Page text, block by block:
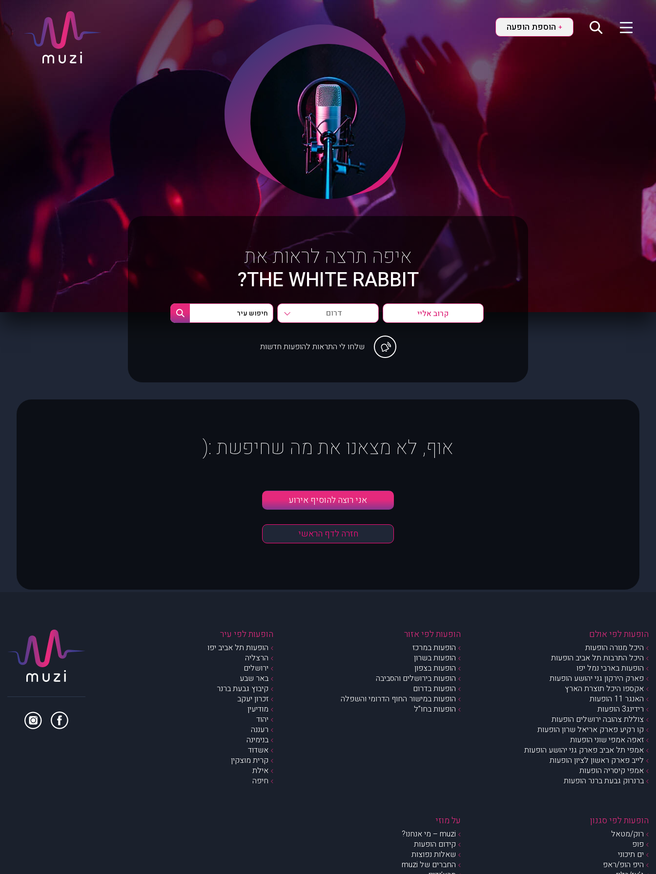
+ הוספת הופעה
איפה תרצה לראות את
THE WHITE RABBIT?
דרום
שלחו לי התראות להופעות חדשות
אוף, לא מצאנו את מה שחיפשת :(
אני רוצה להוסיף אירוע
חזרה לדף הראשי
הופעות לפי אולם
היכל מנורה הופעות
היכל התרבות תל אביב הופעות
הופעות בארבי נמל יפו
פארק הירקון גני יהושע הופעות
אקספו היכל תוצרת הארץ
האנגר 11 הופעות
רידינג3 הופעות
צוללת צהובה ירושלים הופעות
קו רקיע פארק אריאל שרון הופעות
זאפה אמפי שוני הופעות
אמפי תל אביב פארק גני יהושע הופעות
לייב פארק ראשון לציון הופעות
אמפי קיסריה הופעות
ברנרוק גבעת ברנר הופעות
הופעות לפי אזור
הופעות במרכז
הופעות בשרון
הופעות בצפון
הופעות בירושלים והסביבה
הופעות בדרום
הופעות במישור החוף הדרומי והשפלה
הופעות בחו”ל
הופעות לפי עיר
הופעות תל אביב יפו
הרצליה
ירושלים
באר שבע
קיבוץ גבעת ברנר
זכרון יעקב
מודיעין
יהוד
רעננה
בנימינה
אשדוד
קרית מוצקין
אילת
חיפה
הופעות לפי סגנון
רוק/מטאל
פופ
ים תיכוני
היפ הופ/ראפ
על מוזי
muzi – מי אנחנו?
קידום הופעות
שאלות נפוצות
החברים של muzi